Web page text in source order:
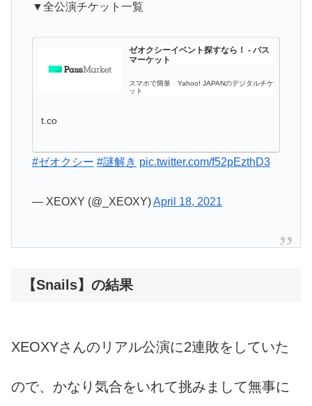
▼全公演チケット一覧
ゼオクシーイベント探すなら！ - パス
マーケット
スマホで簡単 Yahoo! JAPANのデジタルチケ
ット
t.co
#ゼオクシー #謎解き pic.twitter.com/f52pEzthD3
— XEOXY (@_XEOXY)April 18, 2021
【Snails】の結果
XEOXYさんのリアル公演に2連敗をしていた
ので、かなり気合をいれて挑みまして無事に